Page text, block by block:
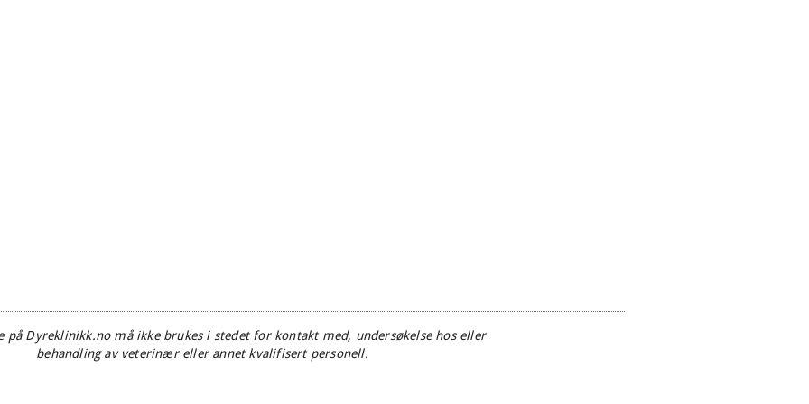
på Dyreklinikk.no må ikke brukes i stedet for kontakt med, undersøkelse hos eller
behandling av veterinær eller annet kvalifisert personell.